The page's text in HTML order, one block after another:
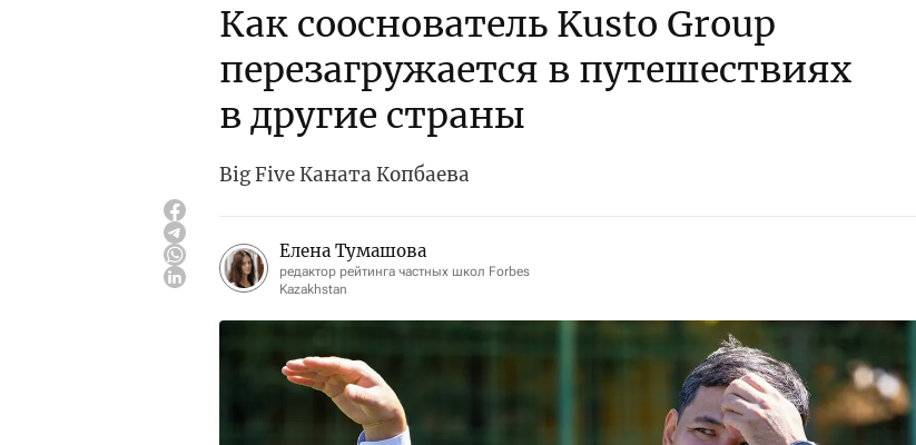
Как сооснователь Kusto Group
перезагружается в путешествиях
в другие страны
Big Five Каната Копбаева
Елена Тумашова
редактор рейтинга частных школ Forbes
Kazakhstan